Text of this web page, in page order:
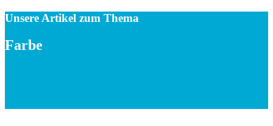
Unsere Artikel zum Thema
Farbe